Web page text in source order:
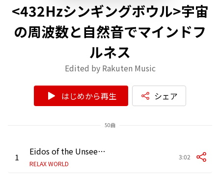
<432Hzシンギングボウル>宇宙
の周波数と自然音でマインドフ
ルネス
Edited by Rakuten Music
はじめから再生 シェア
50曲
1 Eidos of the Unseen Harmonics
RELAX WORLD
3:02